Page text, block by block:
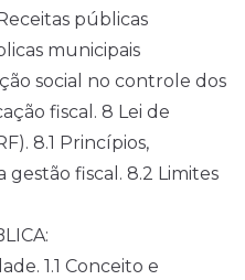
públicas
municipais
social no controle dos
fiscal. 8 Lei de
8.1 Princípios,
fiscal. 8.2 Limites
1.1 Conceito e